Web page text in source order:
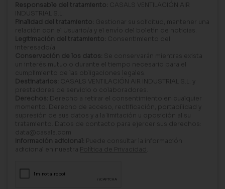
Responsable del tratamiento: CASALS VENTILACIÓN AIR
INDUSTRIAL S.L.
Finalidad del tratamiento: Gestionar su solicitud, mantener una
relación con el Usuario/a y el envío del boletín de noticias.
Legitimación del tratamiento: Consentimiento del
interesado/a.
Conservación de los datos: Se conservarán mientras exista
un interés mutuo o durante el tiempo necesario para el
cumplimiento de las obligaciones legales.
Destinatarios: CASALS VENTILACIÓN AIR INDUSTRIAL S.L. y
prestadores de servicio o colaboradores.
Derechos: Derecho a retirar el consentimiento en cualquier
momento. Derecho de acceso, rectificación, portabilidad y
supresión de sus datos y a la limitación u oposición al su
tratamiento. Datos de contacto para ejercer sus derechos:
data@casals.com
Información adicional: Puede consultar la información
adicional en nuestra Política de Privacidad